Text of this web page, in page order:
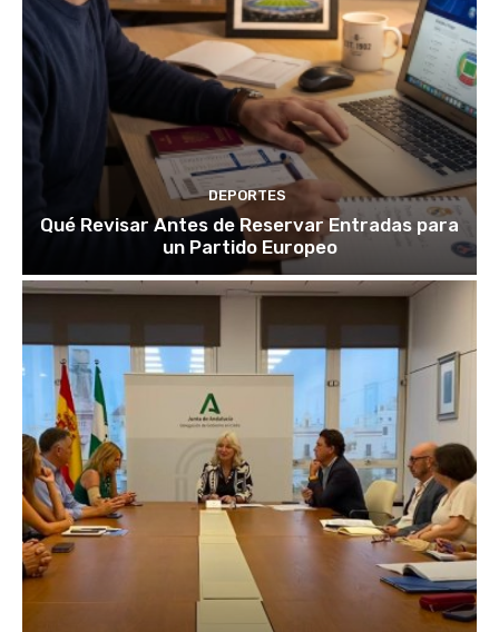
DEPORTES
Qué Revisar Antes de Reservar Entradas para
un Partido Europeo